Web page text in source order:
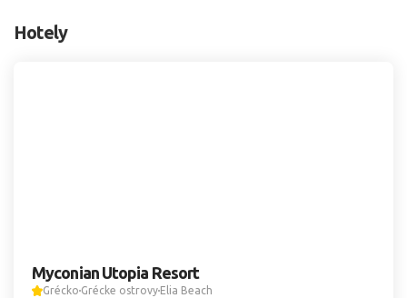
Hotely
Myconian Utopia Resort
Grécko Grécke ostrovy Elia Beach